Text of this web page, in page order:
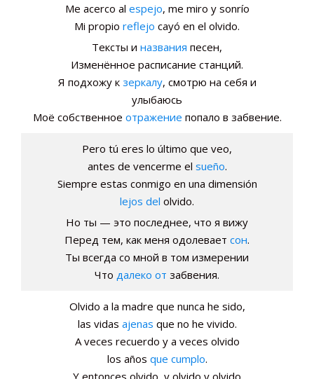
Me acerco al espejo, me miro y sonrío
Mi propio reflejo cayó en el olvido.
Тексты и названия песен,
Изменённое расписание станций.
Я подхожу к зеркалу, смотрю на себя и
улыбаюсь
Моё собственное отражение попало в забвение.
Pero tú eres lo último que veo,
antes de vencerme el sueño.
Siempre estas conmigo en una dimensión
lejos del olvido.
Но ты — это последнее, что я вижу
Перед тем, как меня одолевает сон.
Ты всегда со мной в том измерении
Что далеко от забвения.
Olvido a la madre que nunca he sido,
las vidas ajenas que no he vivido.
A veces recuerdo y a veces olvido
los años que cumplo.
Y entonces olvido, y olvido y olvido